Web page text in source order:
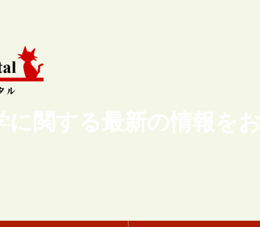
に関する最新の情報を